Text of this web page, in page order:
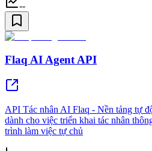
--
Flaq AI Agent API
API Tác nhân AI Flaq - Nền tảng tự
dành cho việc triển khai tác nhân
trình làm việc tự chủ